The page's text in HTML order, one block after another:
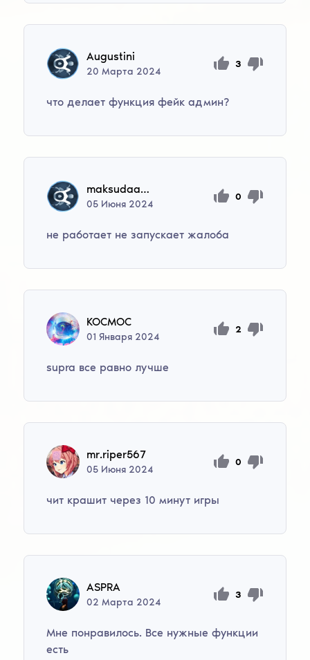
Augustini
20Марта 2024
3
что делает функция фейк админ?
maksudaaaa123
05 Июня 2024
0
не работает не запускает жалоба
KOCMOC
01Января 2024
2
supra все равно лучше
mr.riper567
05 Июня 2024
0
чит крашит через 10 минут игры
ASPRA
02Марта 2024
3
Мне понравилось. Все нужные функции
есть